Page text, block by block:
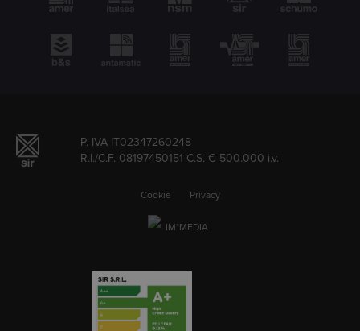
P. IVA IT02347260248
R.I./C.F. 08197450151 C.S. € 500.000 i.v.
Cookie Privacy